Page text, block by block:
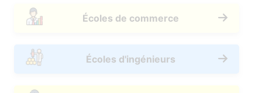
Écoles de commerce
Écoles d'ingénieurs